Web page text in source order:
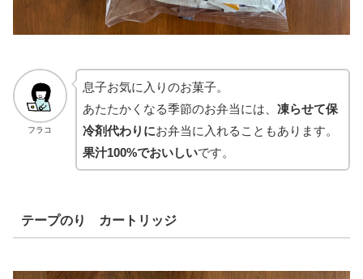
フラコ
息子お気に入りのお菓子。
あたたかくなる季節のお弁当には、 凍らせて保
冷剤代わりにお弁当に入れることもあります。
果汁100%でおいしいです。
テープのり カートリッジ